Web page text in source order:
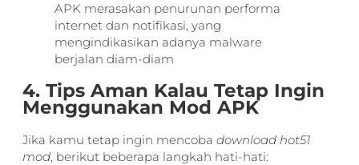
APK merasakan penurunan performa
internet dan notifikasi, yang
mengindikasikan adanya malware
berjalan diam-diam
4. Tips Aman Kalau Tetap Ingin
Menggunakan Mod APK
Jika kamu tetap ingin mencoba download hot51
mod, berikut beberapa langkah hati-hati: